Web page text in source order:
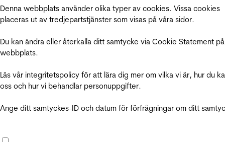
Denna webbplats använder olika typer av cookies. Vissa cookies
placeras ut av tredjepartstjänster som visas på våra sidor.
Du kan ändra eller återkalla ditt samtycke via Cookie Statement
webbplats.
Läs vår integritetspolicy för att lära dig mer om vilka vi är, hur du
oss och hur vi behandlar personuppgifter.
Ange ditt samtyckes-ID och datum för förfrågningar om ditt